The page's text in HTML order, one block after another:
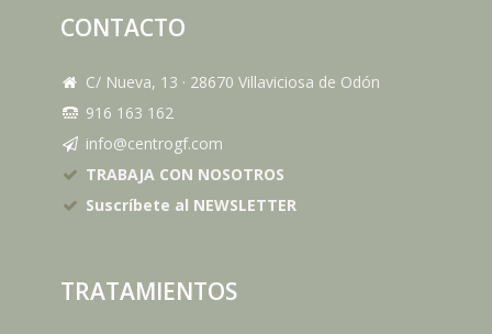
CONTACTO
C/ Nueva, 13 · 28670 Villaviciosa de Odón
916 163 162
info@centrogf.com
TRABAJA CON NOSOTROS
Suscríbete al NEWSLETTER
TRATAMIENTOS